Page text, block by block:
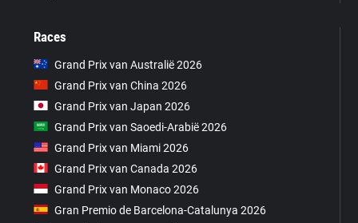
Races
Grand Prix van Australië 2026
Grand Prix van China 2026
Grand Prix van Japan 2026
Grand Prix van Saoedi-Arabië 2026
Grand Prix van Miami 2026
Grand Prix van Canada 2026
Grand Prix van Monaco 2026
Gran Premio de Barcelona-Catalunya 2026